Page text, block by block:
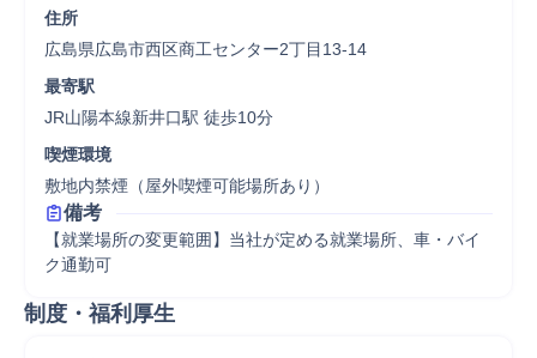
住所
広島県広島市西区商工センター2丁目13-14
最寄駅
JR山陽本線新井口駅 徒歩10分
喫煙環境
敷地内禁煙（屋外喫煙可能場所あり）
備考
【就業場所の変更範囲】当社が定める就業場所、車・バイ
ク通勤可
制度・福利厚生